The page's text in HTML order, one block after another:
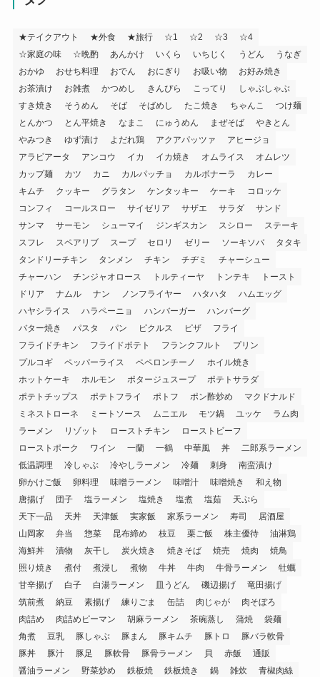
★テイクアウト ★外食 ★旅行 ☆1 ☆2 ☆3
☆4
☆家庭の味
☆晩酌 あんかけ いくら いちじく うどん
うなぎ
おかゆ
おせち料理 おでん おにぎり お吸い物
お好み焼き
お茶漬け
お雑煮 かつめし きんぴら こってり
しゃぶしゃぶ
すき焼き
そうめん そば そばめし たこ焼き ちゃんこ
つけ麺
とんかつ
とん平焼き なまこ にゅうめん まぜそば
やきとん
やみつき
ゆず漬け よだれ鶏 アクアパッツァ
アヒージョ
アラビアータ
アンコウ イカ イカ焼き オムライス
オムレツ
カップ麺
カツ カニ カルパッチョ カルボナーラ
カレー
キムチ
クッキー グラタン ケンタッキー ケーキ
コロッケ
コンフィ
コールスロー サイゼリア サザエ サラダ
サンド
サンマ
サーモン シューマイ ジンギスカン スシロー
ステーキ
スフレ
スペアリブ スープ セロリ ゼリー ソーキソバ
タタキ
タンドリーチキン
タンメン チキン チヂミ
チャーシュー
チャーハン
チンジャオロース トルティーヤ トンテキ
トースト
ドリア
ナムル ナン ノンフライヤー ハタハタ
ハムエッグ
ハヤシライス
ハラペーニョ ハンバーガー
ハンバーグ
バター焼き
パスタ パン ピクルス ピザ
フライ
フライドチキン
フライドポテト フランクフルト
プリン
プルコギ
ペッパーライス ペペロンチーノ
ホイル焼き
ホットケーキ
ホルモン ポタージュスープ
ポテトサラダ
ポテトチップス
ポテトフライ ポトフ ポン酢炒め
マクドナルド
ミネストローネ
ミートソース ムニエル モツ鍋 ユッケ
ラム肉
ラーメン
リゾット ローストチキン
ローストビーフ
ローストポーク
ワイン 一蘭 一鶴 中華風 丼
二郎系ラーメン
低温調理
冷しゃぶ 冷やしラーメン 冷麺 刺身
南蛮漬け
卵かけご飯
卵料理 味噌ラーメン 味噌汁 味噌焼き
和え物
唐揚げ
団子 塩ラーメン 塩焼き 塩煮 塩茹
天ぷら
天下一品
天丼 天津飯 実家飯 家系ラーメン 寿司
居酒屋
山岡家
弁当 惣菜 昆布締め 枝豆 栗ご飯 株主優待
油淋鶏
海鮮丼
漬物 灰干し 炭火焼き 焼きそば 焼売 焼肉
焼鳥
照り焼き
煮付 煮浸し 煮物 牛丼 牛肉 牛骨ラーメン
牡蠣
甘辛揚げ
白子 白湯ラーメン 皿うどん 磯辺揚げ
竜田揚げ
筑前煮
納豆 素揚げ 練りごま 缶詰 肉じゃが
肉そぼろ
肉詰め
肉詰めピーマン 胡麻ラーメン 茶碗蒸し 蒲焼
袋麺
角煮
豆乳 豚しゃぶ 豚まん 豚キムチ 豚トロ
豚バラ軟骨
豚丼
豚汁 豚足 豚軟骨 豚骨ラーメン 貝 赤飯
通販
醤油ラーメン
野菜炒め 鉄板焼 鉄板焼き 鍋 雑炊
青椒肉絲